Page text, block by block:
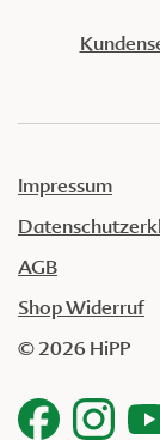
Impressum
AGB
Shop Widerruf
© 2026 HiPP